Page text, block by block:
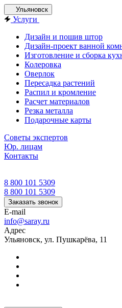
Ульяновск
Услуги
Дизайн и пошив штор
Дизайн-проект ванной
Изготовление и сборка
Колеровка
Оверлок
Пересадка растений
Распил и кромление
Расчет материалов
Резка металла
Подарочные карты
Советы экспертов
Юр. лицам
Контакты
8 800 101 5309
8 800 101 5309
Заказать звонок
E-mail
info@saray.ru
Адрес
Ульяновск, ул. Пушкарёва, 11